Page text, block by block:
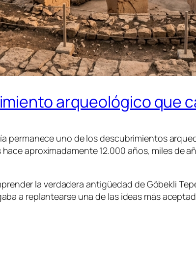
arqueológico que
permanece uno de los descubrimientos
aproximadamente 12.000 años, miles de
la verdadera antigüedad de Göbekli
a replantearse una de las ideas más